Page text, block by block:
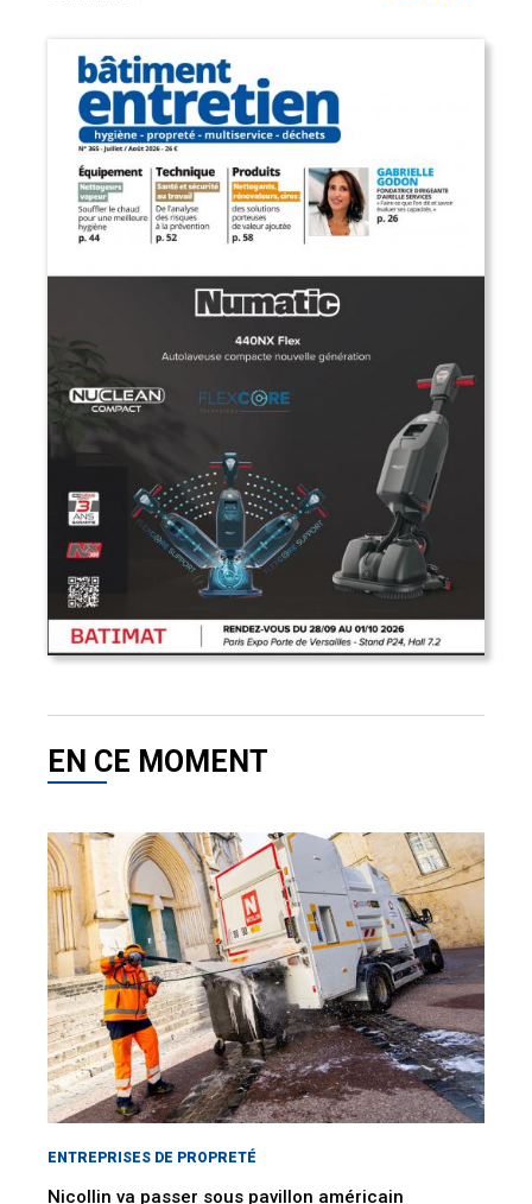
EN CE MOMENT
ENTREPRISES DE PROPRETÉ
Nicollin va passer sous pavillon américain